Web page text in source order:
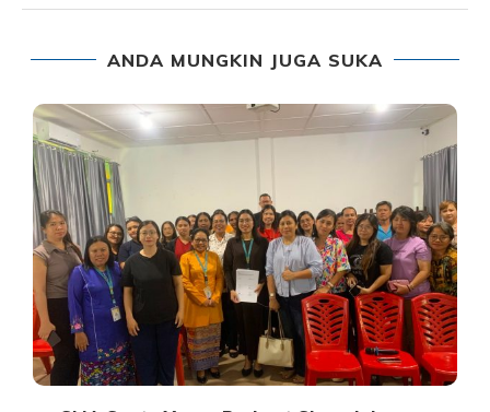
ANDA MUNGKIN JUGA SUKA